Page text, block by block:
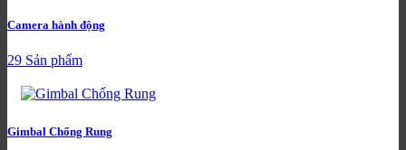
Camera hành động
29 Sản phẩm
Gimbal Chống Rung